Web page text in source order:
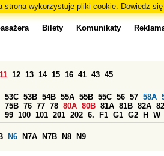
strona wykorzystuje pliki cookie. Dowiedz
Bilety Komunikaty
11 12 13 14 15 16 41 43 45
53C 53B 54B 55A 55B 55C 56 57 58A
75B 76 77 78 80A 80B 81A 81B 82A
99 100 101 201 202 6. F1 G1 G2 H W
N6 N7A N7B N8 N9